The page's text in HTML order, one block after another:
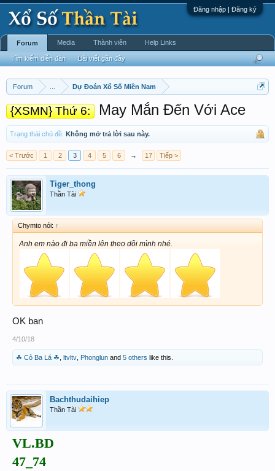
Đăng nhập | Đăng ký
Forum Dự Đoán Xổ Số Miền Nam
{XSMN} Thứ 6: May Mắn Đến Với Ace
Trạng thái chủ đề: Không mở trả lời sau này.
< Trước 1 2 3 4 5 6 → 17 Tiếp >
Tiger_thong
Thần Tài
Chymto nói: ↑
Anh em nào đi ba miền lên theo dõi mình nhé.
OK ban
4/10/18
☘ Cỏ Ba Lá ☘ ltvltv Phonglun and 5 others like this.
Bachthudaihiep
Thần Tài
VL.BD
47_74
Forum
Tìm kiếm diễn đàn Bài viết gần đây
Media Thành viên Help Links